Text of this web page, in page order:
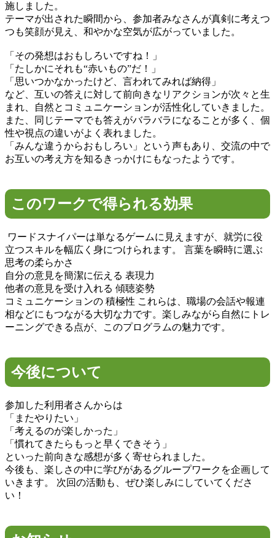
施しました。
テーマが出された瞬間から、参加者みなさんが真剣に考えつ
つも笑顔が見え、和やかな空気が広がっていました。
「その発想はおもしろいですね！」
「たしかにそれも“赤いもの”だ！」
「思いつかなかったけど、言われてみれば納得」
など、互いの答えに対して前向きなリアクションが次々と生
まれ、自然とコミュニケーションが活性化していきました。
また、同じテーマでも答えがバラバラになることが多く、個
性や視点の違いがよく表れました。
「みんな違うからおもしろい」という声もあり、交流の中で
お互いの考え方を知るきっかけにもなったようです。
このワークで得られる効果
ワードスナイパーは単なるゲームに見えますが、就労に役
立つスキルを幅広く身につけられます。 言葉を瞬時に選ぶ
思考の柔らかさ
自分の意見を簡潔に伝える 表現力
他者の意見を受け入れる 傾聴姿勢
コミュニケーションの 積極性 これらは、職場の会話や報連
相などにもつながる大切な力です。楽しみながら自然にトレ
ーニングできる点が、このプログラムの魅力です。
今後について
参加した利用者さんからは
「またやりたい」
「考えるのが楽しかった」
「慣れてきたらもっと早くできそう」
といった前向きな感想が多く寄せられました。
今後も、楽しさの中に学びがあるグループワークを企画して
いきます。 次回の活動も、ぜひ楽しみにしていてくださ
い！